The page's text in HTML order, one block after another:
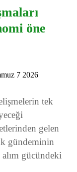
öne
7 2026
tek
gelen
gündeminin
alım gücündeki